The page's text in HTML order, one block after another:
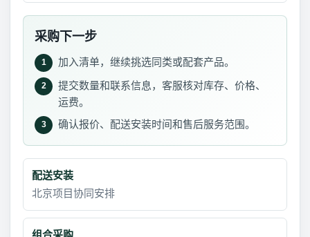
采购下一步
1 加入清单，继续挑选同类或配套产品。
2
提交数量和联系信息，客服核对库存、价格、
运费。
3 确认报价、配送安装时间和售后服务范围。
配送安装
北京项目协同安排
组合采购